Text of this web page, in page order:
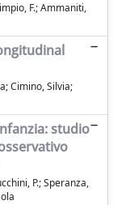
F.; Ammaniti,
Cimino, Silvia;
studio
P.; Speranza,